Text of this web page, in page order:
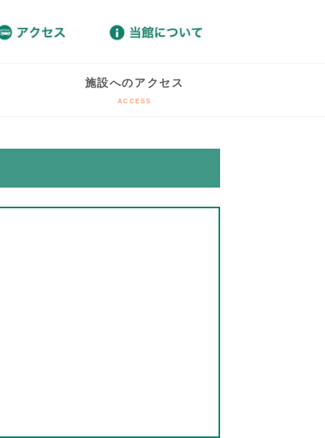
施設へのアクセス
ACCESS